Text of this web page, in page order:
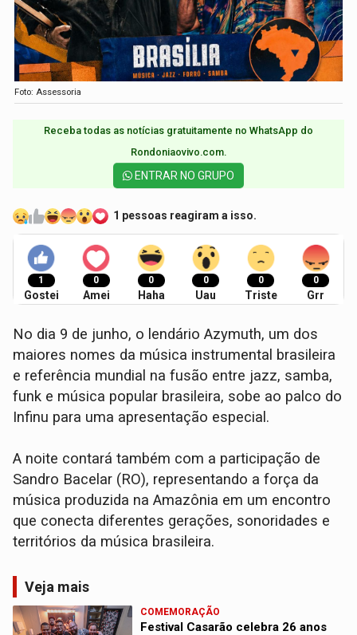
Foto: Assessoria
Receba todas as notícias gratuitamente no WhatsApp do
Rondoniaovivo.com.​
ENTRAR NO GRUPO
1 pessoas reagiram a isso.
1
Gostei
0
Amei
0
Haha
0
Uau
0
Triste
0
Grr
No dia 9 de junho, o lendário Azymuth, um dos
maiores nomes da música instrumental brasileira
e referência mundial na fusão entre jazz, samba,
funk e música popular brasileira, sobe ao palco do
Infinu para uma apresentação especial.
A noite contará também com a participação de
Sandro Bacelar (RO), representando a força da
música produzida na Amazônia em um encontro
que conecta diferentes gerações, sonoridades e
territórios da música brasileira.
Veja mais
COMEMORAÇÃO
Festival Casarão celebra 26 anos